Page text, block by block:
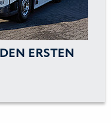
ERSTEN
AN CEMEX